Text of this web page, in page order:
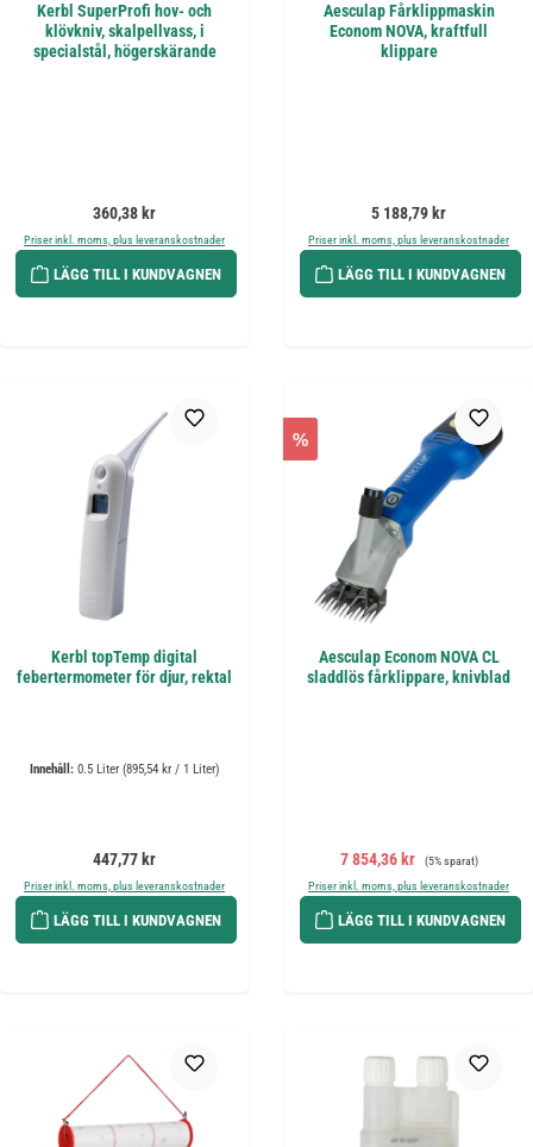
Kerbl SuperProfi hov- och
klövkniv, skalpellvass, i
specialstål, högerskärande
Ordinarie pris:
360,38 kr
Priser inkl. moms, plus leveranskostnader
LÄGG TILL I KUNDVAGNEN
Aesculap Fårklippmaskin
Econom NOVA, kraftfull
klippare
Ordinarie pris:
5 188,79 kr
Priser inkl. moms, plus leveranskostnader
LÄGG TILL I KUNDVAGNEN
Kerbl topTemp digital
febertermometer för djur, rektal
Innehåll: 0.5 Liter (895,54 kr / 1 Liter)
Ordinarie pris:
447,77 kr
Priser inkl. moms, plus leveranskostnader
LÄGG TILL I KUNDVAGNEN
%
Aesculap Econom NOVA CL
sladdlös fårklippare, knivblad
Försäljningspris:
7 854,36 kr Ordinarie pris:
(5% sparat)
Priser inkl. moms, plus leveranskostnader
LÄGG TILL I KUNDVAGNEN